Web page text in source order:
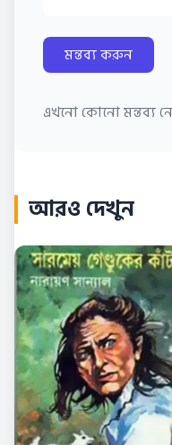
মন্তব্য করুন
এখনো কোনো মন্তব্য
আরও দেখুন